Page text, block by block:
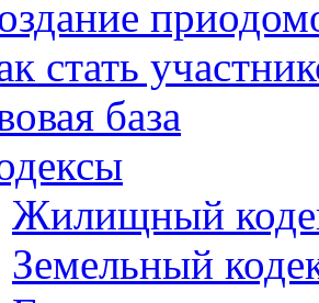
стать
база
Жилищный
Земельный